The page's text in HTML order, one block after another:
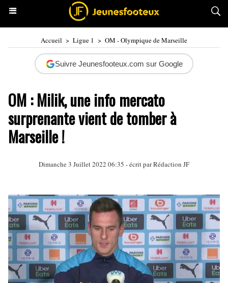
Accueil > Ligue 1 > OM - Olympique de Marseille
Suivre Jeunesfooteux.com sur Google
OM : Milik, une info mercato
surprenante vient de tomber à
Marseille !
Dimanche 3 Juillet 2022 06:35 - écrit par Rédaction JF